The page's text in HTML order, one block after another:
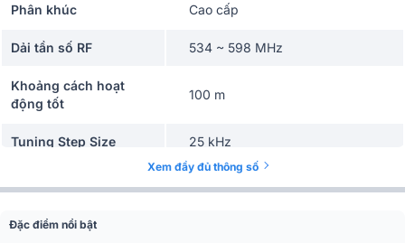
Phân khúc
Cao cấp
Dải tần số RF 534 ~ 598 MHz
Khoảng cách hoạt
động tốt
100 m
Tuning Step Size 25 kHz
Delays
Xem đầy đủ thông số
Đặc điểm nổi bật